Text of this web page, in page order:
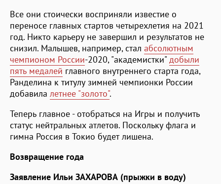
Все они стоически восприняли известие о
переносе главных стартов четырехлетия на 2021
год. Никто карьеру не завершил и результатов не
снизил. Малышев, например, стал абсолютным
чемпионом России-2020, "академистки" добыли
пять медалей главного внутреннего старта года,
Ранделина к титулу зимней чемпионки России
добавила летнее "золото".
Теперь главное - отобраться на Игры и получить
статус нейтральных атлетов. Поскольку флага и
гимна Россия в Токио будет лишена.
Возвращение года
Заявление Ильи ЗАХАРОВА (прыжки в воду)